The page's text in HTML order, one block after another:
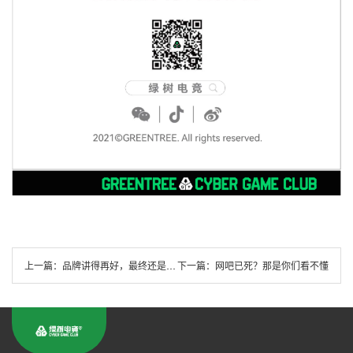
上一篇： 品牌讲得再好，最终还是要看门店能不能活下去 下一篇： 网吧已死？那是你们看不懂